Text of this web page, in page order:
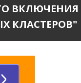
КЛАСТЕРОВ"